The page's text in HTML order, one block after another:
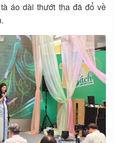
áo dài thướt tha đã đổ về